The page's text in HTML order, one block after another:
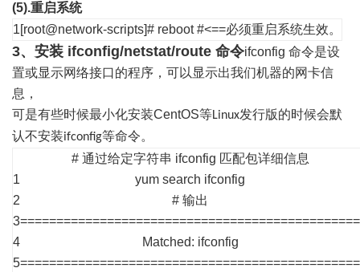
(5).重启系统
1[root@network-scripts]# reboot #<==必须重启系统生效。
3、安装 ifconfig/netstat/route 命令ifconfig 命令是设
置或显示网络接口的程序，可以显示出我们机器的网卡信
息，
可是有些时候最小化安装CentOS等Linux发行版的时候会默
认不安装ifconfig等命令。
1
2
3
4
5
# 通过给定字符串 ifconfig 匹配包详细信息
yum search ifconfig
# 输出
===============================================
Matched: ifconfig
===============================================